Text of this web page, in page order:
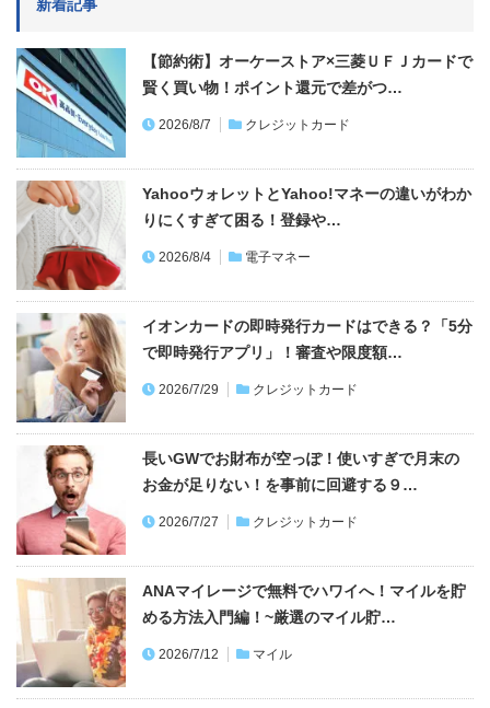
新着記事
【節約術】オーケーストア×三菱ＵＦＪカードで
賢く買い物！ポイント還元で差がつ…
2026/8/7 クレジットカード
YahooウォレットとYahoo!マネーの違いがわか
りにくすぎて困る！登録や…
2026/8/4 電子マネー
イオンカードの即時発行カードはできる？「5分
で即時発行アプリ」！審査や限度額…
2026/7/29 クレジットカード
長いGWでお財布が空っぽ！使いすぎで月末の
お金が足りない！を事前に回避する９…
2026/7/27 クレジットカード
ANAマイレージで無料でハワイへ！マイルを貯
める方法入門編！~厳選のマイル貯…
2026/7/12 マイル